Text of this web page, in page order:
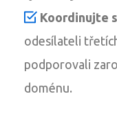
Koordinujte
odesílateli
podporovali
doménu.